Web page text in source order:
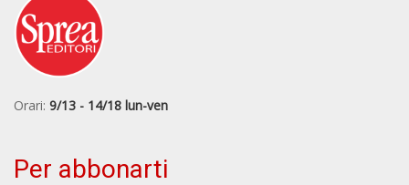
Orari: 9/13 - 14/18 lun-ven
Per abbonarti